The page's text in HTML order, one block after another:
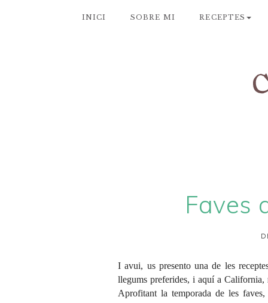
INICI SOBRE MI RECEPTES
Faves
I avui, us presento una de les
llegums preferides, i aquí a
Aprofitant la temporada de les